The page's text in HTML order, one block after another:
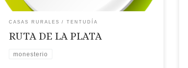
CASAS RURALES TENTUDÍA
RUTA DE LA PLATA
monesterio